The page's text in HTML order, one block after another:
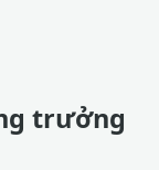
trưởng